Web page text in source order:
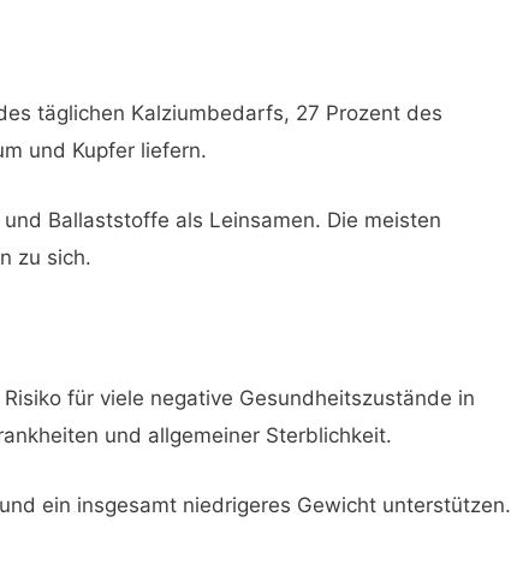
täglichen Kalziumbedarfs, 27 Prozent des
und Kupfer liefern.
Ballaststoffe als Leinsamen. Die meisten
zu sich.
für viele negative Gesundheitszustände in
und allgemeiner Sterblichkeit.
ein insgesamt niedrigeres Gewicht unterstützen.